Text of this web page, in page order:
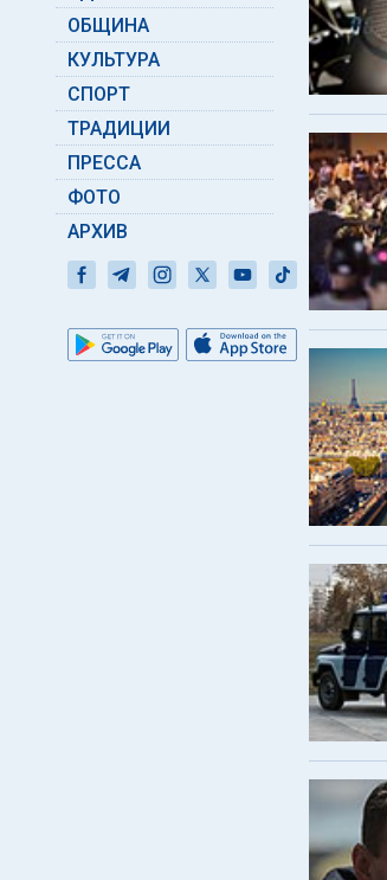
ОБЩИНА
КУЛЬТУРА
СПОРТ
ТРАДИЦИИ
ПРЕССА
ФОТО
АРХИВ